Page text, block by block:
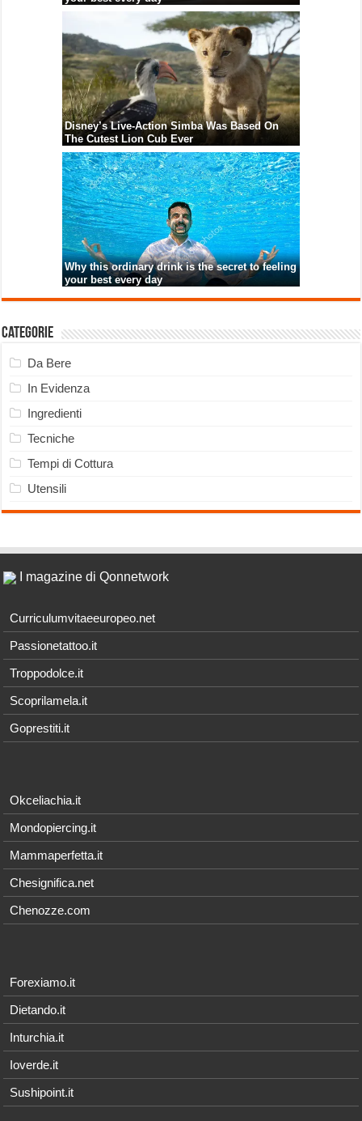
Categorie
Da Bere
In Evidenza
Ingredienti
Tecniche
Tempi di Cottura
Utensili
I magazine di Qonnetwork
Curriculumvitaeeuropeo.net
Passionetattoo.it
Troppodolce.it
Scoprilamela.it
Goprestiti.it
Okceliachia.it
Mondopiercing.it
Mammaperfetta.it
Chesignifica.net
Chenozze.com
Forexiamo.it
Dietando.it
Inturchia.it
Ioverde.it
Sushipoint.it